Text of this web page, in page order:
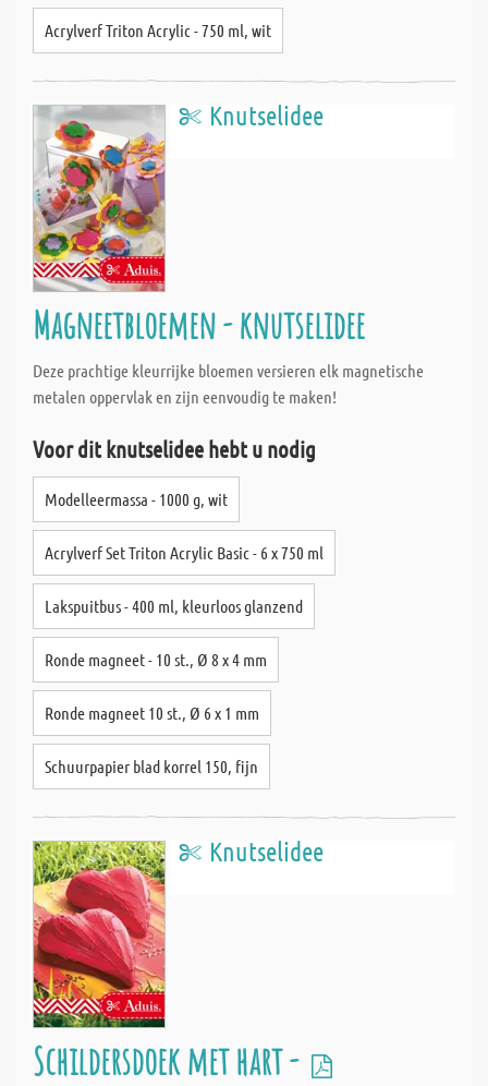
Acrylverf Triton Acrylic - 750 ml, wit
Knutselidee
Magneetbloemen - knutselidee
Deze prachtige kleurrijke bloemen versieren elk magnetische
metalen oppervlak en zijn eenvoudig te maken!
Voor dit knutselidee hebt u nodig
Modelleermassa - 1000 g, wit
Acrylverf Set Triton Acrylic Basic - 6 x 750 ml
Lakspuitbus - 400 ml, kleurloos glanzend
Ronde magneet - 10 st., Ø 8 x 4 mm
Ronde magneet 10 st., Ø 6 x 1 mm
Schuurpapier blad korrel 150, fijn
Knutselidee
Schildersdoek met hart -